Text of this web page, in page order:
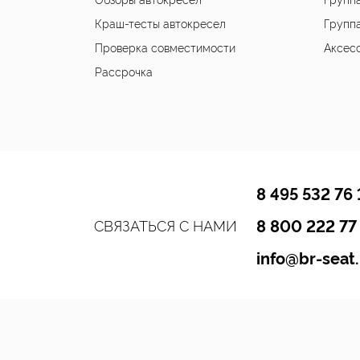
Краш-тесты автокресел
Проверка совместимости
Рассрочка
СВЯЗАТЬСЯ С НАМИ
8 495 532 76
8 800 222 77
info@br-